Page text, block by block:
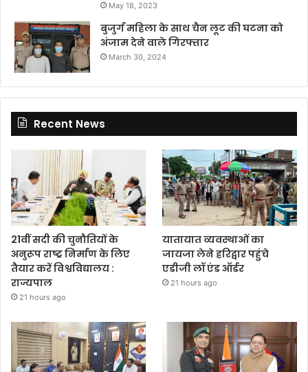
May 18, 2023
बुजुर्ग महिला के साथ चैन लूट की घटना को
अंजाम देने वाले गिरफ्तार
March 30, 2024
Recent News
21वीं सदी की चुनौतियों के
अनुरूप राष्ट्र निर्माण के लिए
तैयार करें विश्वविद्यालय :
राज्यपाल
21 hours ago
यातायात व्यवस्थाओं का
जायजा लेने हरिद्वार पहुंचे
एडीजी लॉ एंड ऑर्डर
21 hours ago